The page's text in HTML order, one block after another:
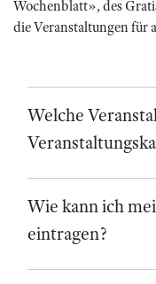
Wochenblatt», des
die Veranstaltungen für
Welche
Wie kann ich
eintragen?